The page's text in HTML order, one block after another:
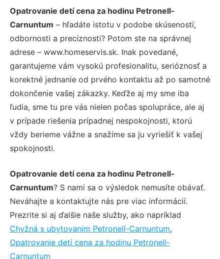
Opatrovanie detí cena za hodinu Petronell-
Carnuntum – hľadáte istotu v podobe skúseností,
odbornosti a precíznosti? Potom ste na správnej
adrese – www.homeservis.sk. Inak povedané,
garantujeme vám vysokú profesionalitu, serióznosť a
korektné jednanie od prvého kontaktu až po samotné
dokončenie vašej zákazky. Keďže aj my sme iba
ľudia, sme tu pre vás nielen počas spolupráce, ale aj
v prípade riešenia prípadnej nespokojnosti, ktorú
vždy berieme vážne a snažíme sa ju vyriešiť k vašej
spokojnosti.
Opatrovanie detí cena za hodinu Petronell-
Carnuntum? S nami sa o výsledok nemusíte obávať.
Neváhajte a kontaktujte nás pre viac informácií.
Prezrite si aj ďalšie naše služby, ako napríklad
Chyžná s ubytovaním Petronell-Carnuntum,
Opatrovanie detí cena za hodinu Petronell-
Carnuntum